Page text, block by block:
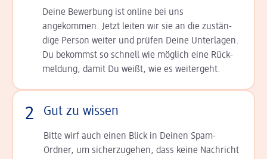
Deine Bewerbung ist online bei uns
angekommen. Jetzt leiten wir sie an die zu­stän­
dige Person weiter und prüfen Deine Unterlagen.
Du bekommst so schnell wie möglich eine Rück­
meldung, damit Du weißt, wie es weitergeht.
2 Gut zu wissen
Bitte wirf auch einen Blick in Deinen Spam-
Ordner, um sicherzugehen, dass keine Nachricht